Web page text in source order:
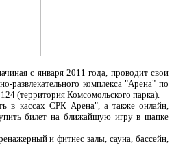
с января 2011 года, проводит свои
развлекательного комплекса "Арена" по
(территория Комсомольского парка).
в кассах СРК Арена", а также онлайн,
билет на ближайшую игру в шапке
и фитнес залы, сауна, бассейн,